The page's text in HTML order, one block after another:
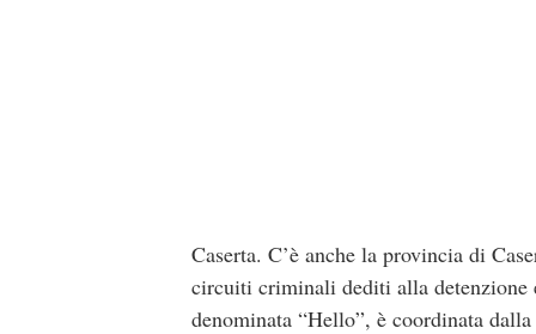
Caserta. C’è anche la provincia di
circuiti criminali dediti alla detenzione
denominata “Hello”, è coordinata